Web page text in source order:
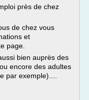
près de chez
de chez vous
et
page.
bien auprès des
encore des adultes
par exemple)....